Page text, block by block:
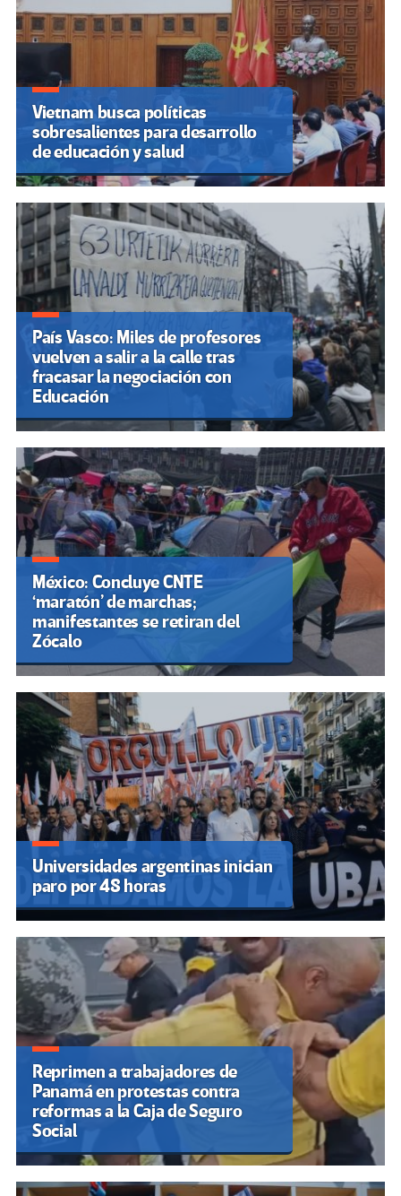
Vietnam busca políticas
sobresalientes para desarrollo
de educación y salud
País Vasco: Miles de profesores
vuelven a salir a la calle tras
fracasar la negociación con
Educación
México: Concluye CNTE
‘maratón’ de marchas;
manifestantes se retiran del
Zócalo
Universidades argentinas inician
paro por 48 horas
Reprimen a trabajadores de
Panamá en protestas contra
reformas a la Caja de Seguro
Social